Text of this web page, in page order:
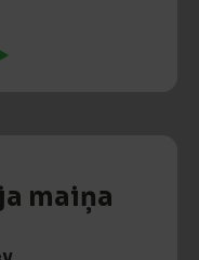
maiņa